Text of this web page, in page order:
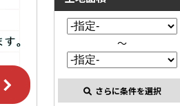
～
さらに条件を選択